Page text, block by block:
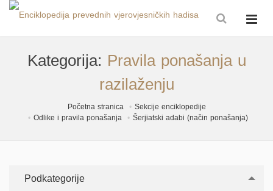
Kategorija: Pravila ponašanja u
razilaženju
Početna stranica
Sekcije enciklopedije
Odlike i pravila ponašanja
Šerjiatski adabi (način ponašanja)
Podkategorije